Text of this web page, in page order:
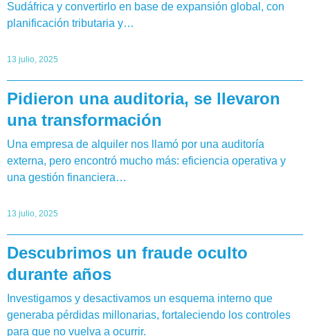
Sudáfrica y convertirlo en base de expansión global, con
planificación tributaria y…
13 julio, 2025
Pidieron una auditoria, se llevaron
una transformación
Una empresa de alquiler nos llamó por una auditoría
externa, pero encontró mucho más: eficiencia operativa y
una gestión financiera…
13 julio, 2025
Descubrimos un fraude oculto
durante años
Investigamos y desactivamos un esquema interno que
generaba pérdidas millonarias, fortaleciendo los controles
para que no vuelva a ocurrir.